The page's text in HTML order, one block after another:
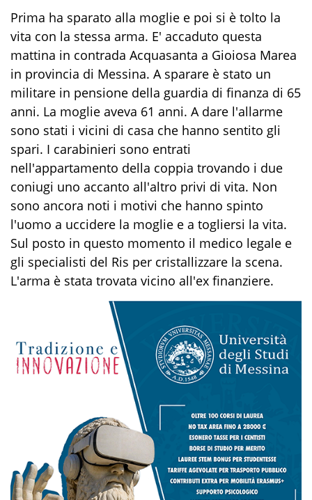
Prima ha sparato alla moglie e poi si è tolto la
vita con la stessa arma. E' accaduto questa
mattina in contrada Acquasanta a Gioiosa Marea
in provincia di Messina. A sparare è stato un
militare in pensione della guardia di finanza di 65
anni. La moglie aveva 61 anni. A dare l'allarme
sono stati i vicini di casa che hanno sentito gli
spari. I carabinieri sono entrati
nell'appartamento della coppia trovando i due
coniugi uno accanto all'altro privi di vita. Non
sono ancora noti i motivi che hanno spinto
l'uomo a uccidere la moglie e a togliersi la vita.
Sul posto in questo momento il medico legale e
gli specialisti del Ris per cristallizzare la scena.
L'arma è stata trovata vicino all'ex finanziere.